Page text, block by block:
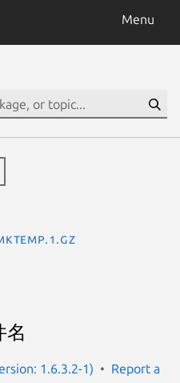
Menu
名
1.6.3.2-1)
Report a